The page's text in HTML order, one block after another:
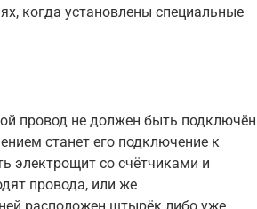
когда установлены специальные
провод не должен быть подключён
станет его подключение к
электрощит со счётчиками и
провода, или же